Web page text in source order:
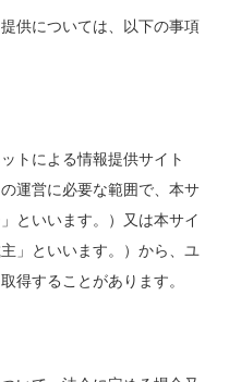
供については、以下の事項
トによる情報提供サイト
運営に必要な範囲で、本サ
といいます。）又は本サイ
」といいます。）から、ユ
得することがあります。